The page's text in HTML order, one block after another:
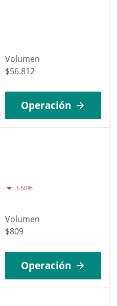
Volumen
$56.812
Operación
3.60%
Volumen
$809
Operación